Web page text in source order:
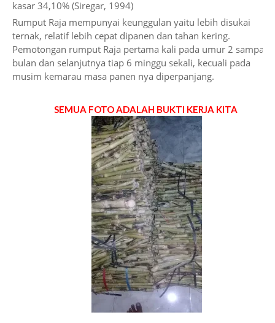
kasar 34,10% (Siregar, 1994)
Rumput Raja mempunyai keunggulan yaitu lebih disukai
ternak, relatif lebih cepat dipanen dan tahan kering.
Pemotongan rumput Raja pertama kali pada umur 2 sampai 3
bulan dan selanjutnya tiap 6 minggu sekali, kecuali pada
musim kemarau masa panen nya diperpanjang.
SEMUA FOTO ADALAH BUKTI KERJA KITA